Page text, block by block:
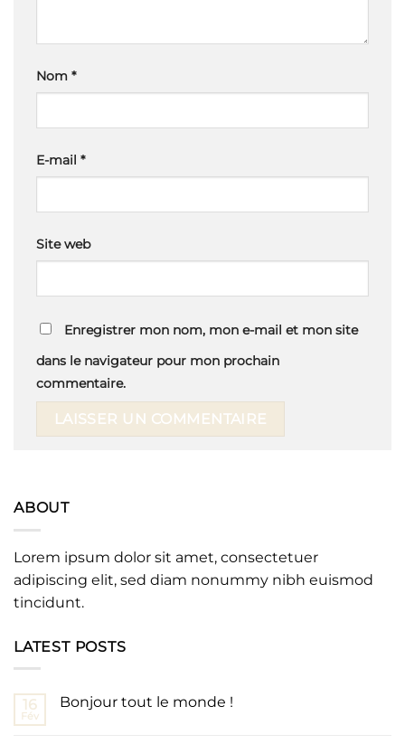
Nom *
E-mail *
Site web
Enregistrer mon nom, mon e-mail et mon site
dans le navigateur pour mon prochain
commentaire.
ABOUT
Lorem ipsum dolor sit amet, consectetuer
adipiscing elit, sed diam nonummy nibh euismod
tincidunt.
LATEST POSTS
16
Fév
Bonjour tout le monde !